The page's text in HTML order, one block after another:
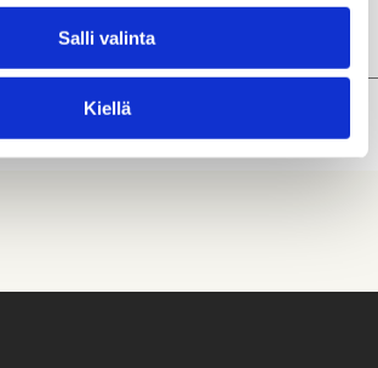
Salli valinta
Kiellä
hyväksyä myös hänen sijaisensa.